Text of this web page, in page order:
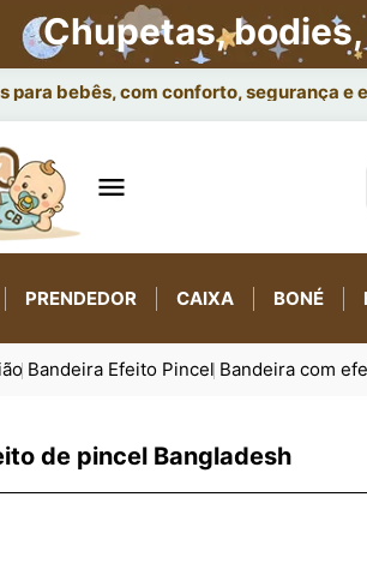
Chupetas,
para bebês, com conforto, segurança e

PRENDEDOR CAIXA BONÉ
Bandeira Efeito Pincel Bandeira com
de pincel Bangladesh